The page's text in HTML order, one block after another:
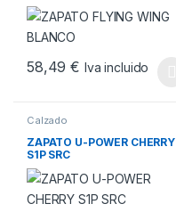
58,49€ Iva incluido
Calzado
ZAPATO U-POWER CHERRY
S1P SRC